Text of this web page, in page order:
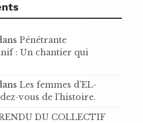
Pénétrante
: Un chantier qui
Les femmes d’EL-
vous de l’histoire .
DU COLLECTIF